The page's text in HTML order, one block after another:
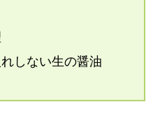
しない生の醤油